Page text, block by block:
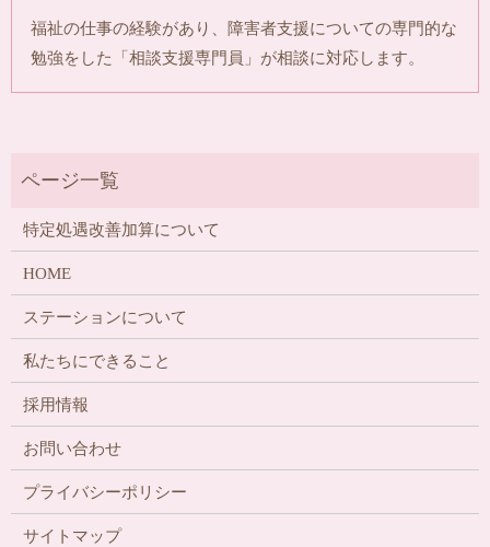
福祉の仕事の経験があり、障害者支援についての専門的な
勉強をした「相談支援専門員」が相談に対応します。
特定処遇改善加算について
HOME
ステーションについて
私たちにできること
採用情報
お問い合わせ
プライバシーポリシー
サイトマップ